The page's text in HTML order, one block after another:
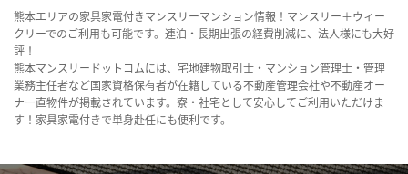
熊本エリアの家具家電付きマンスリーマンション情報！マンスリー＋ウィー
クリーでのご利用も可能です。連泊・長期出張の経費削減に、法人様にも大好
評！
熊本マンスリードットコムには、宅地建物取引士・マンション管理士・管理
業務主任者など国家資格保有者が在籍している不動産管理会社や不動産オー
ナー直物件が掲載されています。寮・社宅として安心してご利用いただけま
す！家具家電付きで単身赴任にも便利です。